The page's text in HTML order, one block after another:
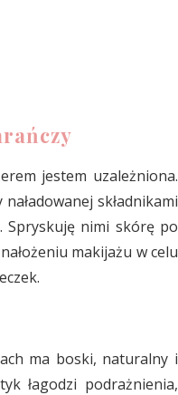
jestem uzależniona.
składnikami
Spryskuję nimi skórę po
makijażu w celu
ma boski, naturalny i
łagodzi podrażnienia,